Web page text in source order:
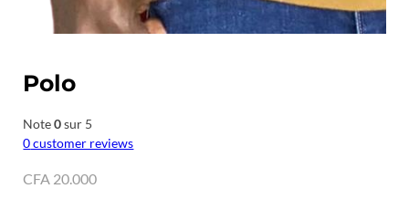
Polo
Note0sur 5
0customer reviews
CFA 20.000